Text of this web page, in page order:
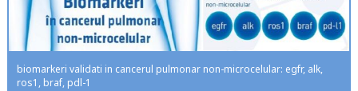
biomarkeri validati in cancerul pulmonar non-microcelular: egfr, alk,
ros1, braf, pdl-1